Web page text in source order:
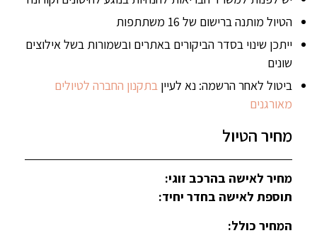
הטיול מותנה ברישום של 16 משתתפות
ייתכן שינוי בסדר הביקורים באתרים ובשמורות בשל אילוצים
שונים
ביטול לאחר הרשמה: נא לעייןבתקנון החברה לטיולים
מאורגנים
מחיר הטיול
מחיר לאישה בהרכב זוגי:
תוספת לאישה בחדר יחיד:
המחיר כולל: